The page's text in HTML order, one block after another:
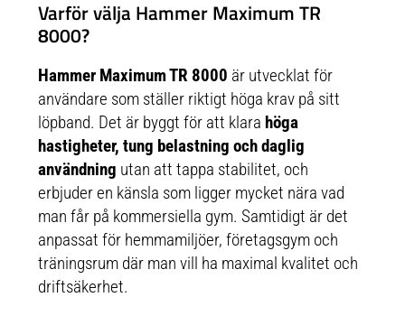
Varför välja Hammer Maximum TR
8000?
Hammer Maximum TR 8000 är utvecklat för
användare som ställer riktigt höga krav på sitt
löpband. Det är byggt för att klarahöga
hastigheter, tung belastning och daglig
användning utan att tappa stabilitet, och
erbjuder en känsla som ligger mycket nära vad
man får på kommersiella gym. Samtidigt är det
anpassat för hemmamiljöer, företagsgym och
träningsrum där man vill ha maximal kvalitet och
driftsäkerhet.